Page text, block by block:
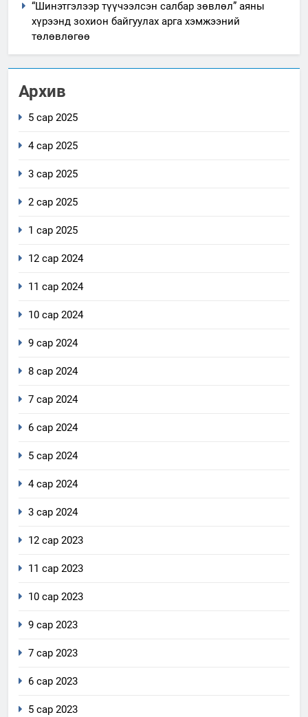
“Шинэтгэлээр түүчээлсэн салбар зөвлөл” аяны
хүрээнд зохион байгуулах арга хэмжээний
төлөвлөгөө
Архив
5 сар 2025
4 сар 2025
3 сар 2025
2 сар 2025
1 сар 2025
12 сар 2024
11 сар 2024
10 сар 2024
9 сар 2024
8 сар 2024
7 сар 2024
6 сар 2024
5 сар 2024
4 сар 2024
3 сар 2024
12 сар 2023
11 сар 2023
10 сар 2023
9 сар 2023
7 сар 2023
6 сар 2023
5 сар 2023